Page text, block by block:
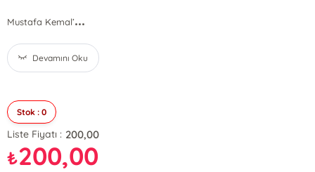
Mustafa Kemal’...
Devamını Oku
Stok : 0
Liste Fiyatı : 200,00
₺200,00